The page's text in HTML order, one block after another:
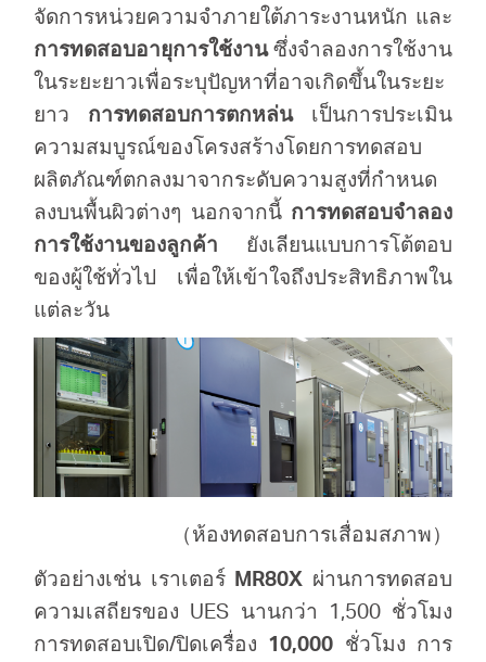
จัดการหน่วยความจำภายใต้ภาระงานหนัก และ
การทดสอบอายุการใช้งานซึ่งจำลองการใช้งาน
ในระยะยาวเพื่อระบุปัญหาที่อาจเกิดขึ้นในระยะ
ยาว การทดสอบการตกหล่นเป็นการประเมิน
ความสมบูรณ์ของโครงสร้างโดยการทดสอบ
ผลิตภัณฑ์ตกลงมาจากระดับความสูงที่กำหนด
ลงบนพื้นผิวต่างๆ นอกจากนี้ การทดสอบจำลอง
การใช้งานของลูกค้า ยังเลียนแบบการโต้ตอบ
ของผู้ใช้ทั่วไป เพื่อให้เข้าใจถึงประสิทธิภาพใน
แต่ละวัน
（ห้องทดสอบการเสื่อมสภาพ）
ตัวอย่างเช่น เราเตอร์ MR80X ผ่านการทดสอบ
ความเสถียรของ UES นานกว่า 1,500 ชั่วโมง
การทดสอบเปิด/ปิดเครื่อง 10,000 ชั่วโมง การ